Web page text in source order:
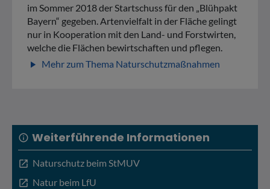
im Sommer 2018 der Startschuss für den „Blühpakt
Bayern“ gegeben. Artenvielfalt in der Fläche gelingt
nur in Kooperation mit den Land- und Forstwirten,
welche die Flächen bewirtschaften und pflegen.
play_arrow Mehr zum Thema Naturschutzmaßnahmen
info Weiterführende Informationen
open_in_new Naturschutz beim StMUV
open_in_new Natur beim LfU